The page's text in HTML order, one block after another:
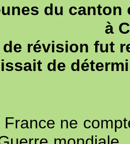
du
à
révision fut
de
France ne